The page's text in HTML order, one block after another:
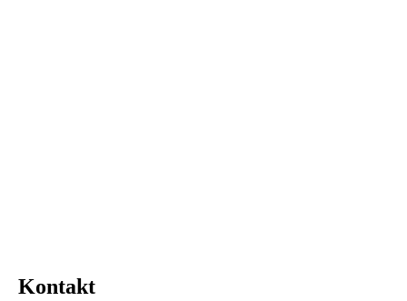
Kontakt